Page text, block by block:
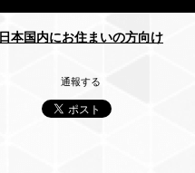
日本国内にお住まいの方向け
通報する